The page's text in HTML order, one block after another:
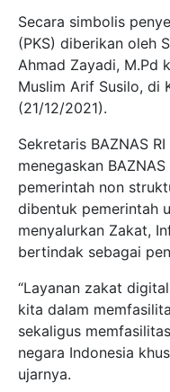
Secara simbolis
(PKS) diberikan oleh
Ahmad Zayadi, M.Pd
Muslim Arif Susilo, di
(21/12/2021).
Sekretaris BAZNAS
menegaskan
pemerintah non
dibentuk pemerintah
menyalurkan Zakat,
bertindak sebagai
“Layanan zakat
kita dalam
sekaligus
negara Indonesia
ujarnya.